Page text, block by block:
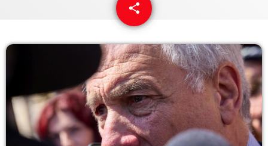
I VOLTI DELLA RADIO
LE NOTIZIE
CONTATTI
share
email